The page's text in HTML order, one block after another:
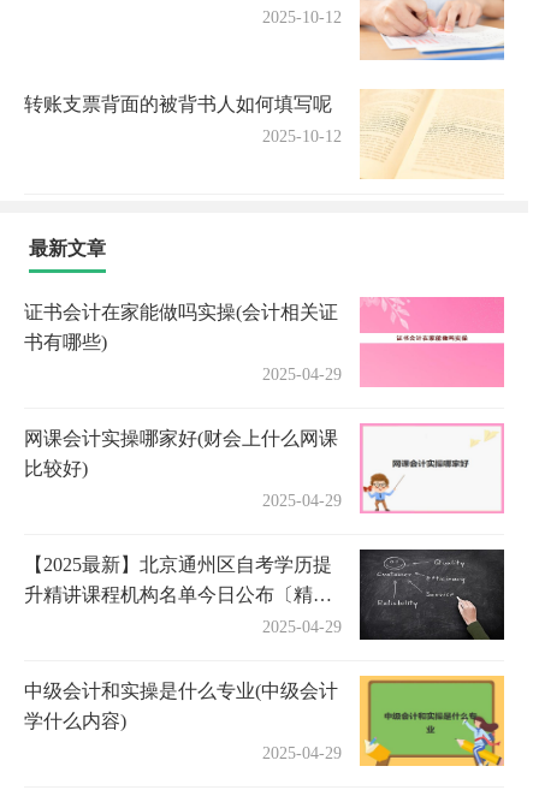
2025-10-12
转账支票背面的被背书人如何填写呢
2025-10-12
最新文章
证书会计在家能做吗实操(会计相关证
书有哪些)
2025-04-29
网课会计实操哪家好(财会上什么网课
比较好)
2025-04-29
【2025最新】北京通州区自考学历提
升精讲课程机构名单今日公布〔精选
2025-04-29
中级会计和实操是什么专业(中级会计
学什么内容)
2025-04-29